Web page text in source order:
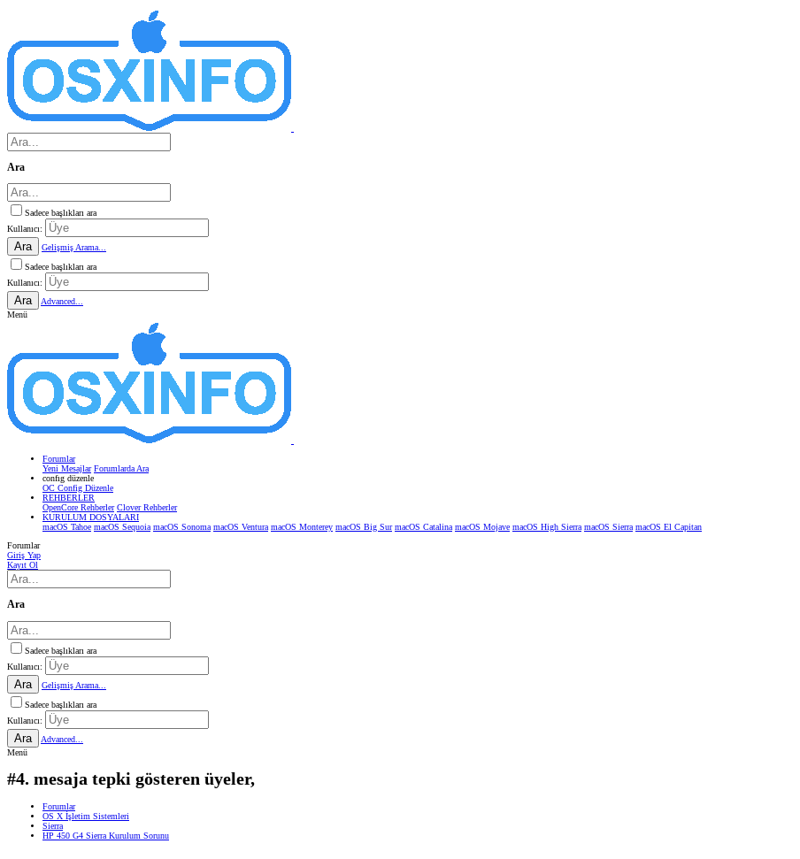
Ara
Sadece başlıkları ara
Kullanıcı:
Ara
Gelişmiş Arama...
Sadece başlıkları ara
Kullanıcı:
Ara
Advanced...
Menü
Forumlar
Yeni Mesajlar Forumlarda Ara
confıg düzenle
OC Config Düzenle
REHBERLER
OpenCore Rehberler Clover Rehberler
KURULUM DOSYALARI
macOS Tahoe macOS Sequoia macOS Sonoma macOS Ventura macOS Monterey macOS Big Sur macOS Catalina macOS Mojave macOS High Sierra macOS Sierra macOS El Capitan
Forumlar
Giriş Yap
Kayıt Ol
Ara
Sadece başlıkları ara
Kullanıcı:
Ara
Gelişmiş Arama...
Sadece başlıkları ara
Kullanıcı:
Ara
Advanced...
Menü
#4. mesaja tepki gösteren üyeler,
Forumlar
OS X İşletim Sistemleri
Sierra
HP 450 G4 Sierra Kurulum Sorunu